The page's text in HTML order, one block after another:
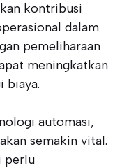
kontribusi
dalam
pemeliharaan
meningkatkan
biaya.
automasi,
semakin vital.
perlu